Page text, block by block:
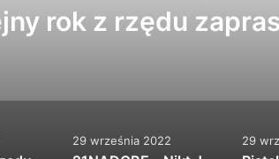
Was serde…
29 września 2022 29 września 2022